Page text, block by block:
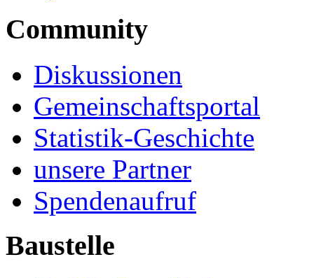
Community
Diskussionen
Gemeinschaftsportal
Statistik-Geschichte
unsere Partner
Spendenaufruf
Baustelle